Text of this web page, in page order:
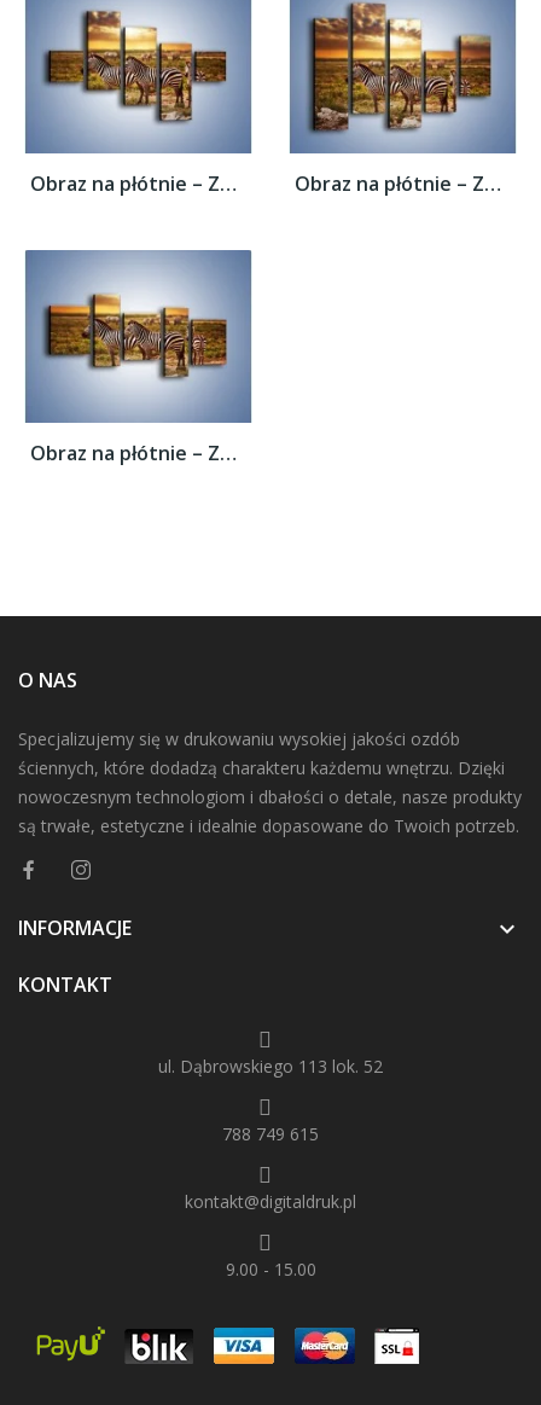
Obraz na płótnie – Zebra w dwóch kolorach... Obraz na płótnie – Zebra w dwóch kolorach...
Obraz na płótnie – Zebra w dwóch kolorach...
O NAS
Specjalizujemy się w drukowaniu wysokiej jakości ozdób
ściennych, które dodadzą charakteru każdemu wnętrzu. Dzięki
nowoczesnym technologiom i dbałości o detale, nasze produkty
są trwałe, estetyczne i idealnie dopasowane do Twoich potrzeb.
INFORMACJE 
KONTAKT
ul. Dąbrowskiego 113 lok. 52
788 749 615
kontakt@digitaldruk.pl
9.00 - 15.00